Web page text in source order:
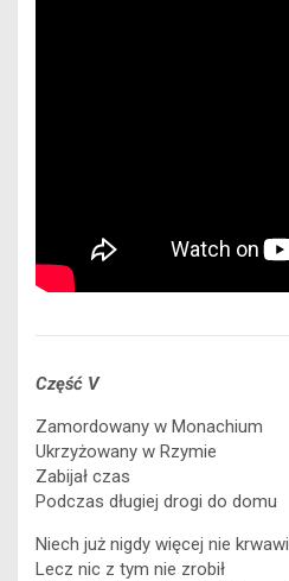
Część V
Zamordowany w Monachium
Ukrzyżowany w Rzymie
Zabijał czas
Podczas długiej drogi do domu
Niech już nigdy więcej nie krwawi
Lecz nic z tym nie zrobił